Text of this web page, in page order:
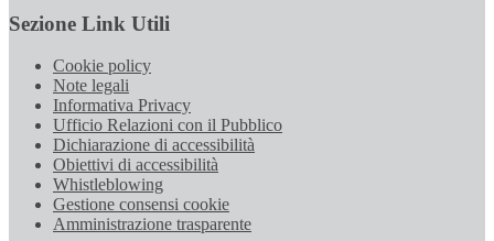
Sezione Link Utili
Cookie policy
Note legali
Informativa Privacy
Ufficio Relazioni con il Pubblico
Dichiarazione di accessibilità
Obiettivi di accessibilità
Whistleblowing
Gestione consensi cookie
Amministrazione trasparente